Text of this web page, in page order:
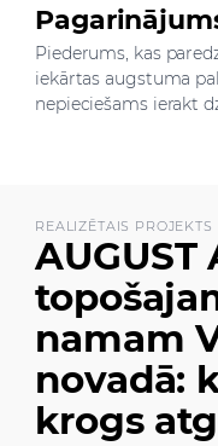
Piederums, kas
iekārtas augstuma
nepieciešams ierakt
REALIZĒTAIS PROJEKTS
AUGUST
namam
novadā:
krogs